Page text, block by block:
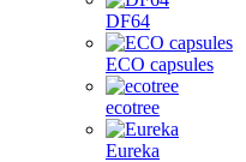
DF64
ECO capsules
ecotree
Eureka